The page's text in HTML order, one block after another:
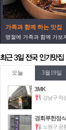
가족과 함께 하는 맛집
명절에 가족과 함께 가보
오늘 3월19일
3MK
강남구 역
경회루한정식
노원구 공